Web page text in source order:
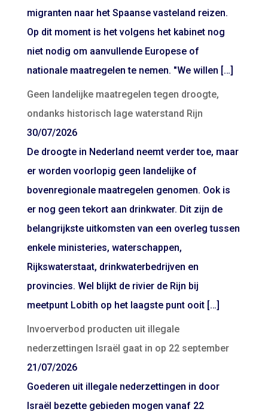
migranten naar het Spaanse vasteland reizen.
Op dit moment is het volgens het kabinet nog
niet nodig om aanvullende Europese of
nationale maatregelen te nemen. "We willen […]
Geen landelijke maatregelen tegen droogte,
ondanks historisch lage waterstand Rijn
30/07/2026
De droogte in Nederland neemt verder toe, maar
er worden voorlopig geen landelijke of
bovenregionale maatregelen genomen. Ook is
er nog geen tekort aan drinkwater. Dit zijn de
belangrijkste uitkomsten van een overleg tussen
enkele ministeries, waterschappen,
Rijkswaterstaat, drinkwaterbedrijven en
provincies. Wel blijkt de rivier de Rijn bij
meetpunt Lobith op het laagste punt ooit […]
Invoerverbod producten uit illegale
nederzettingen Israël gaat in op 22 september
21/07/2026
Goederen uit illegale nederzettingen in door
Israël bezette gebieden mogen vanaf 22